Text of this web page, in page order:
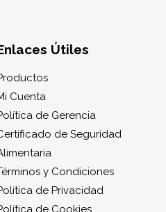
Útiles
Cuenta
de Gerencia
de Seguridad
y Condiciones
de Privacidad
de Cookies